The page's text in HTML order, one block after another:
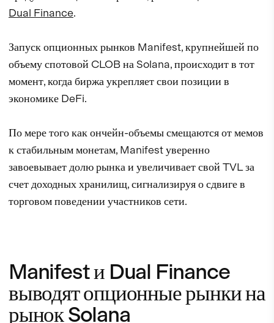
Dual Finance.
Запуск опционных рынков Manifest, крупнейшей по
объему спотовой CLOB на Solana, происходит в тот
момент, когда биржа укрепляет свои позиции в
экономике DeFi.
По мере того как ончейн-объемы смещаются от мемов
к стабильным монетам, Manifest уверенно
завоевывает долю рынка и увеличивает свой TVL за
счет доходных хранилищ, сигнализируя о сдвиге в
торговом поведении участников сети.
Manifest и Dual Finance
выводят опционные рынки на
рынок Solana